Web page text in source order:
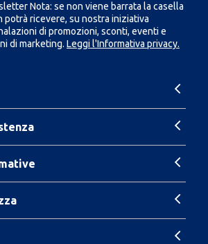
Nota: se non viene barrata la casella
potrà ricevere, su nostra iniziativa
di promozioni, sconti, eventi e
di marketing. Leggi l'Informativa privacy.